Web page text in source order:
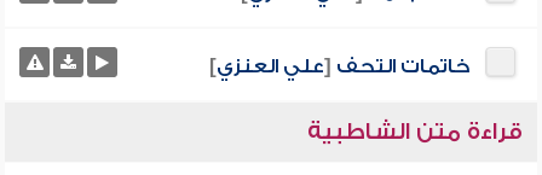
خاتمات التحف [علي العنزي]
قراءة متن الشاطبية